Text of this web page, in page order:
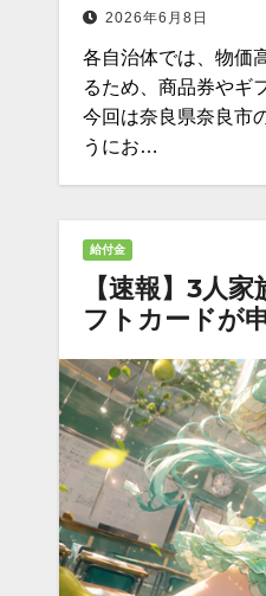
2026年6月8日
各自治体では、物価
るため、商品券やギ
今回は奈良県奈良市
うにお…
給付金
【速報】3人
フトカードが